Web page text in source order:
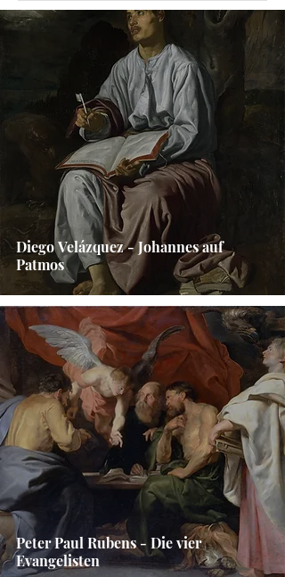
Diego Velázquez - Johannes auf
Patmos
Peter Paul Rubens - Die vier
Evangelisten